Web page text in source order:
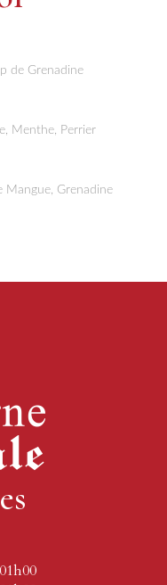
de Grenadine
Menthe, Perrier
Mangue, Grenadine